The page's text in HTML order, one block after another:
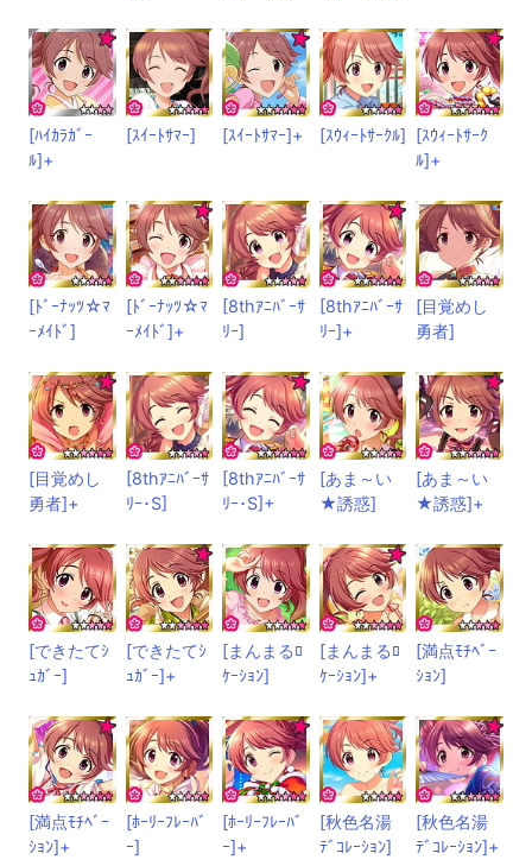
[ﾊｲｶﾗｶﾞｰ
ﾙ]+
[ｽｲｰﾄｻﾏｰ] [ｽｲｰﾄｻﾏｰ]+ [ｽｳｨｰﾄｻｰｸﾙ] [ｽｳｨｰﾄｻｰｸ
ﾙ]+
[ﾄﾞｰﾅｯﾂ☆ﾏ
ｰﾒｲﾄﾞ]
[ﾄﾞｰﾅｯﾂ☆ﾏ
ｰﾒｲﾄﾞ]+
[8thｱﾆﾊﾞｰｻ
ﾘｰ]
[8thｱﾆﾊﾞｰｻ
ﾘｰ]+
[目覚めし
勇者]
[目覚めし
勇者]+
[8thｱﾆﾊﾞｰｻ
ﾘｰ･S]
[8thｱﾆﾊﾞｰｻ
ﾘｰ･S]+
[あま～い
★誘惑]
[あま～い
★誘惑]+
[できたてｼ
ｭｶﾞｰ]
[できたてｼ
ｭｶﾞｰ]+
[まんまるﾛ
ｹｰｼｮﾝ]
[まんまるﾛ
ｹｰｼｮﾝ]+
[満点ﾓﾁﾍﾞｰ
ｼｮﾝ]
[満点ﾓﾁﾍﾞｰ
ｼｮﾝ]+
[ﾎｰﾘｰﾌﾚｰﾊﾞ
ｰ]
[ﾎｰﾘｰﾌﾚｰﾊﾞ
ｰ]+
[秋色名湯
ﾃﾞｺﾚｰｼｮﾝ]
[秋色名湯
ﾃﾞｺﾚｰｼｮﾝ]+